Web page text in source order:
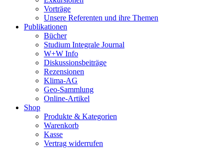
Vorträge
Unsere Referenten und ihre Themen
Publikationen
Bücher
Studium Integrale Journal
W+W Info
Diskussionsbeiträge
Rezensionen
Klima-AG
Geo-Sammlung
Online-Artikel
Shop
Produkte & Kategorien
Warenkorb
Kasse
Vertrag widerrufen